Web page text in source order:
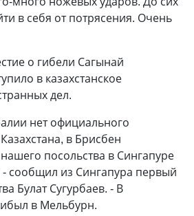
в себя от потрясения. Очень
о гибели Сагынай
в казахстанское
дел.
нет официального
в Брисбен
посольства в Сингапуре
- сообщил из Сингапура первый
Булат Сугурбаев. - В
в Мельбурн.